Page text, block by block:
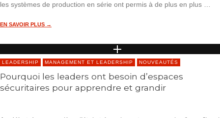
les systèmes de production en série ont permis à de plus en plus …
EN SAVOIR PLUS →
LEADERSHIP MANAGEMENT ET LEADERSHIP NOUVEAUTÉS
Pourquoi les leaders ont besoin d’espaces
sécuritaires pour apprendre et grandir